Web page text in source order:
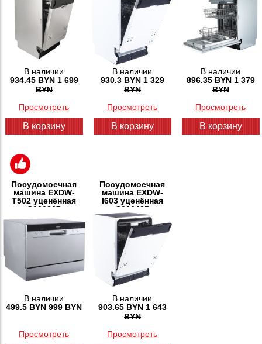
В наличии
934.45 BYN 1 699
BYN
Просмотреть
В корзину
В наличии
930.3 BYN 1 329
BYN
Просмотреть
В корзину
В наличии
896.35 BYN 1 379
BYN
Просмотреть
В корзину
Посудомоечная
машина EXDW-
T502 уценённая
С000367
В наличии
499.5 BYN999 BYN
Просмотреть
Посудомоечная
машина EXDW-
I603 уценённая
С000435
В наличии
903.65 BYN 1 643
BYN
Просмотреть